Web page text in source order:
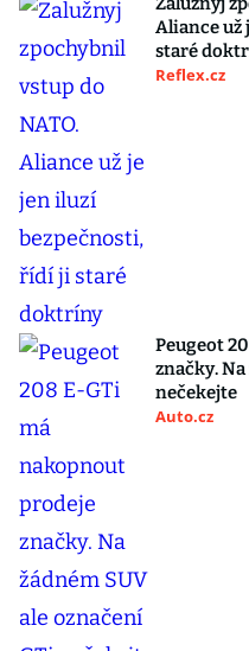
Aliance už
staré
Reflex.cz
Peugeot
značky.
nečekejte
Auto.cz